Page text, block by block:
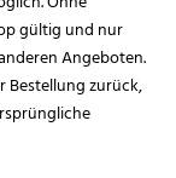
gültig und nur
Angeboten.
Bestellung zurück,